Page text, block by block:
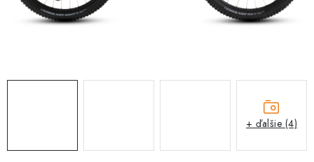
KONTAKT A OTVÁRACIE HODINY
Návod PANASONIC
+ ďalšie (4)